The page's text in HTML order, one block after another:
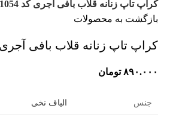
کراپ تاپ زنانه قلاب‌ بافی آجری کد 1054
بازگشت به محصولات
کراپ تاپ زنانه قلاب‌ بافی آجری کد
۸۹۰.۰۰۰ تومان
جنس الیاف نخی